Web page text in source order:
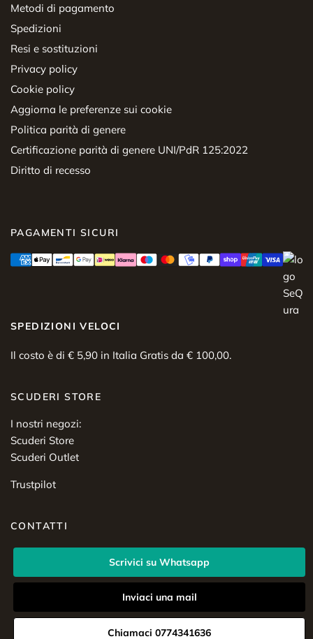
Metodi di pagamento
Spedizioni
Resi e sostituzioni
Privacy policy
Cookie policy
Aggiorna le preferenze sui cookie
Politica parità di genere
Certificazione parità di genere UNI/PdR 125:2022
Diritto di recesso
PAGAMENTI SICURI
SPEDIZIONI VELOCI
Il costo è di € 5,90 in Italia Gratis da € 100,00.
SCUDERI STORE
I nostri negozi:
Scuderi Store
Scuderi Outlet
Trustpilot
CONTATTI
Scrivici su Whatsapp
Inviaci una mail
Chiamaci 0774341636